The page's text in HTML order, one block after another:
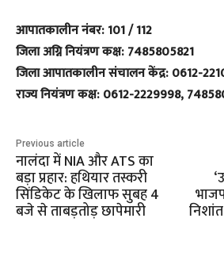
आपातकालीन नंबर: 101 / 112
जिला अग्नि नियंत्रण कक्ष: 7485805821
जिला आपातकालीन संचालन केंद्र: 0612-
राज्य नियंत्रण कक्ष: 0612-2229998,
Previous article
नालंदा में NIA और ATS का
बड़ा प्रहार: हथियार तस्करी
सिंडिकेट के खिलाफ सुबह 4
बजे से ताबड़तोड़ छापेमारी